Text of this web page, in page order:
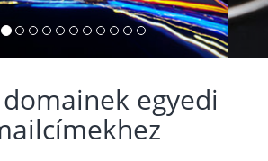
domainek egyedi